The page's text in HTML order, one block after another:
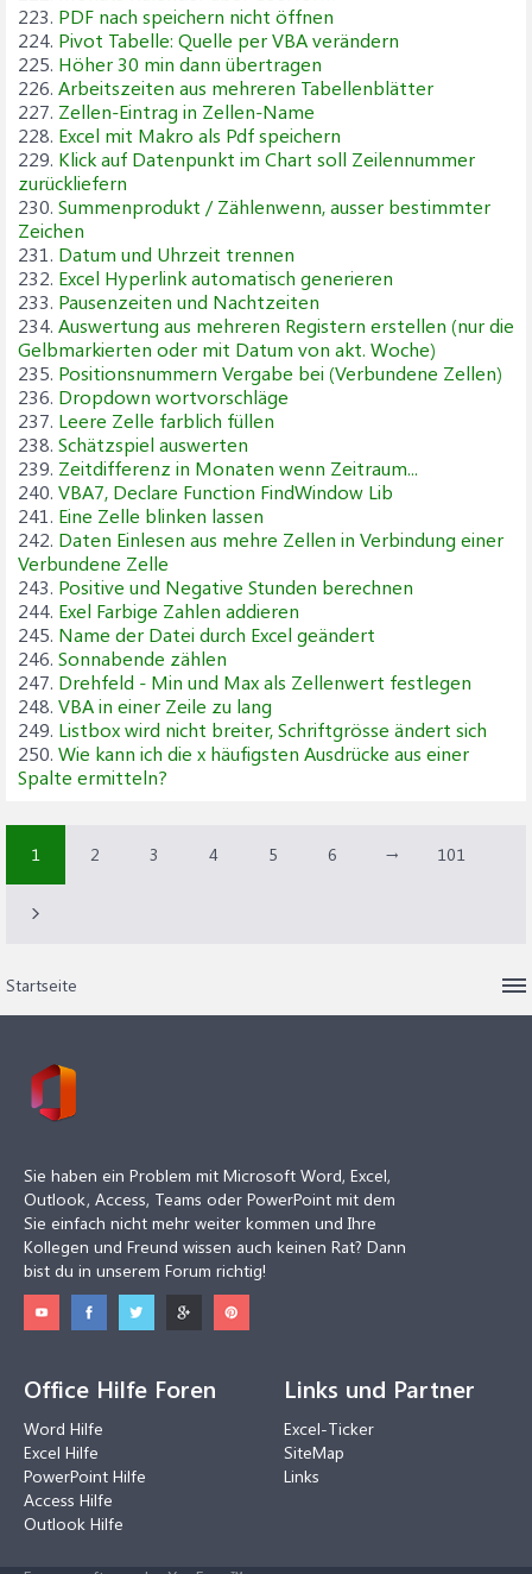
223. PDF nach speichern nicht öffnen
224. Pivot Tabelle: Quelle per VBA verändern
225. Höher 30 min dann übertragen
226. Arbeitszeiten aus mehreren Tabellenblätter
227. Zellen-Eintrag in Zellen-Name
228. Excel mit Makro als Pdf speichern
229. Klick auf Datenpunkt im Chart soll Zeilennummer
zurückliefern
230. Summenprodukt / Zählenwenn, ausser bestimmter
Zeichen
231. Datum und Uhrzeit trennen
232. Excel Hyperlink automatisch generieren
233. Pausenzeiten und Nachtzeiten
234. Auswertung aus mehreren Registern erstellen (nur die
Gelbmarkierten oder mit Datum von akt. Woche)
235. Positionsnummern Vergabe bei (Verbundene Zellen)
236. Dropdown wortvorschläge
237. Leere Zelle farblich füllen
238. Schätzspiel auswerten
239. Zeitdifferenz in Monaten wenn Zeitraum...
240. VBA7, Declare Function FindWindow Lib
241. Eine Zelle blinken lassen
242. Daten Einlesen aus mehre Zellen in Verbindung einer
Verbundene Zelle
243. Positive und Negative Stunden berechnen
244. Exel Farbige Zahlen addieren
245. Name der Datei durch Excel geändert
246. Sonnabende zählen
247. Drehfeld - Min und Max als Zellenwert festlegen
248. VBA in einer Zeile zu lang
249. Listbox wird nicht breiter, Schriftgrösse ändert sich
250. Wie kann ich die x häufigsten Ausdrücke aus einer
Spalte ermitteln?
1 2 3 4 5 6 → 101
Startseite
Sie haben ein Problem mit Microsoft Word, Excel,
Outlook, Access, Teams oder PowerPoint mit dem
Sie einfach nicht mehr weiter kommen und Ihre
Kollegen und Freund wissen auch keinen Rat? Dann
bist du in unserem Forum richtig!
Office Hilfe Foren
Word Hilfe
Excel Hilfe
PowerPoint Hilfe
Access Hilfe
Outlook Hilfe
Links und Partner
Excel-Ticker
SiteMap
Links